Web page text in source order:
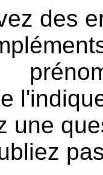
des
une